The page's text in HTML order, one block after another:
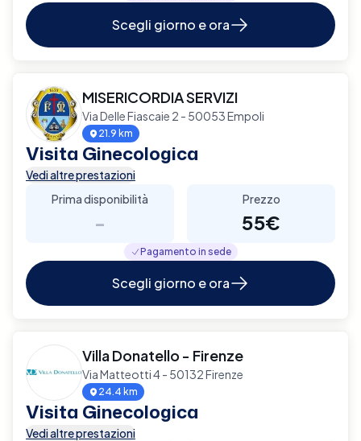
Scegli giorno e ora
MISERICORDIA SERVIZI
Via Delle Fiascaie 2 - 50053 Empoli
21.9 km
Visita Ginecologica
Vedi altre prestazioni
Prima disponibilità
-
Prezzo
55€
Pagamento in sede
Scegli giorno e ora
Villa Donatello - Firenze
Via Matteotti 4 - 50132 Firenze
24.4 km
Visita Ginecologica
Vedi altre prestazioni